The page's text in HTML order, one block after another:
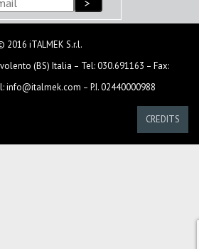
2016 iTALMEK S.r.l.
(BS) Italia – Tel: 030.691163 – Fax:
info@italmek.com – P.I. 02440000988
CREDITS